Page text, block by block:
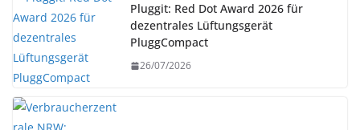
Pluggit: Red Dot Award 2026 für
dezentrales Lüftungsgerät
PluggCompact
26/07/2026